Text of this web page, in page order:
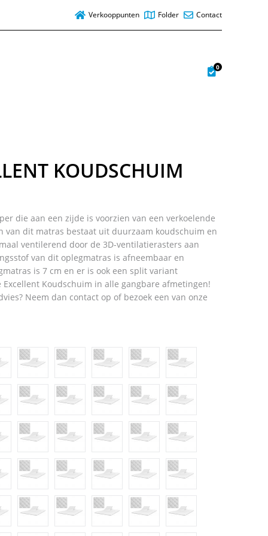
Verkooppunten Folder Contact
0
KOUDSCHUIM
die aan een zijde is voorzien van een verkoelende
van dit matras bestaat uit duurzaam koudschuim en
ventilerend door de 3D-ventilatierasters aan
van dit oplegmatras is afneembaar en
is 7 cm en er is ook een split variant
Koudschuim in alle gangbare afmetingen!
Neem dan contact op of bezoek een van onze